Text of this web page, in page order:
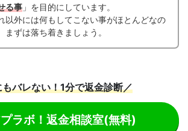
る事 」を目的にしています。
以外には何もしてこない事がほとんどなの
まずは落ち着きましょう。
バレない！1分で返金診断／
ラボ！返金相談室(無料)